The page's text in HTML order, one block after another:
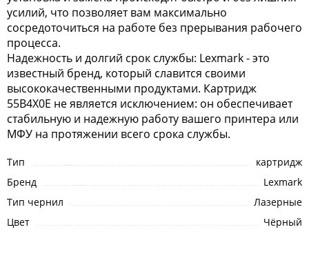
усилий, что позволяет вам максимально
сосредоточиться на работе без прерывания рабочего
процесса.
Надежность и долгий срок службы: Lexmark - это
известный бренд, который славится своими
высококачественными продуктами. Картридж
55B4X0E не является исключением: он обеспечивает
стабильную и надежную работу вашего принтера или
МФУ на протяжении всего срока службы.
Тип
картридж
Бренд
Lexmark
Тип чернил
Лазерные
Цвет
Чёрный